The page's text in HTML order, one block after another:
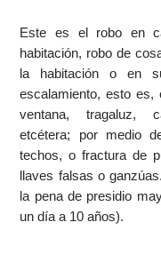
Este es el robo en
habitación, robo de
la habitación o en
escalamiento, esto es,
ventana, tragaluz,
etcétera; por medio
techos, o fractura de
llaves falsas o
la pena de presidio
un día a 10 años).